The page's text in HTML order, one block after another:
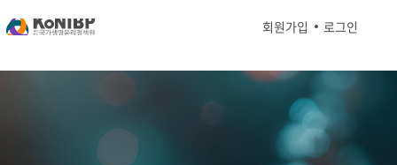
회원가입 로그인